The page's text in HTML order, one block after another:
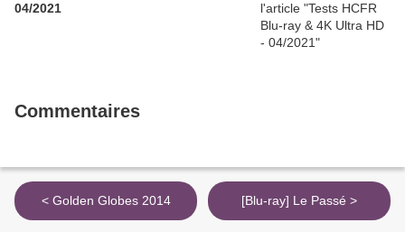
04/2021
Commentaires
< Golden Globes 2014 [Blu-ray] Le Passé >